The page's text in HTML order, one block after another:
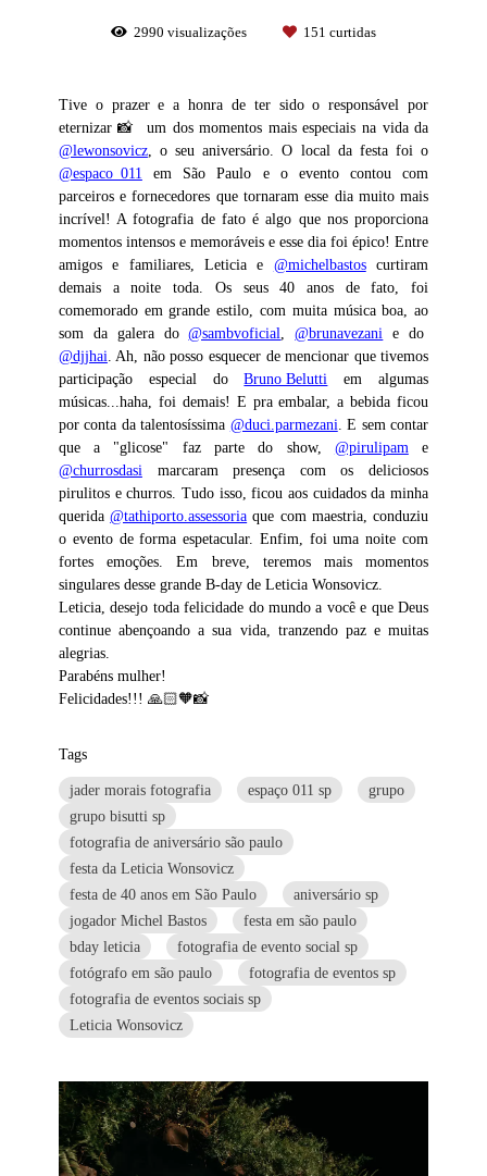
2990 visualizações 151 curtidas
Tive o prazer e a honra de ter sido o responsável por
eternizar 📸 um dos momentos mais especiais na vida da
@lewonsovicz, o seu aniversário. O local da festa foi o
@espaco_011
em São Paulo e o evento contou com
parceiros e fornecedores que tornaram esse dia muito mais
incrível! A fotografia de fato é algo que nos proporciona
momentos intensos e memoráveis e esse dia foi épico! Entre
amigos e familiares, Leticia e @michelbastoscurtiram
demais a noite toda. Os seus 40 anos de fato, foi
comemorado em grande estilo, com muita música boa, ao
som da galera do@sambvoficial ,@brunavezani e do
@djjhai . Ah, não posso esquecer de mencionar que tivemos
participação especial doBruno Belutti em algumas
músicas...haha, foi demais! E pra embalar, a bebida ficou
por conta da talentosíssima @duci.parmezani . E sem contar
que a "glicose" faz parte do show, @pirulipam e
@churrosdasi marcaram presença com os deliciosos
pirulitos e churros. Tudo isso, ficou aos cuidados da minha
querida@tathiporto.assessoria que com maestria, conduziu
o evento de forma espetacular. Enfim, foi uma noite com
fortes emoções. Em breve, teremos mais momentos
singulares desse grande B-day de Leticia Wonsovicz.
Leticia, desejo toda felicidade do mundo a você e que Deus
continue abençoando a sua vida, tranzendo paz e muitas
alegrias.
Parabéns mulher!
Felicidades!!! 🙏🏻🧡📸
Tags
jader morais fotografia espaço 011 sp
grupo
grupo bisutti sp
fotografia de aniversário são paulo
festa da Leticia Wonsovicz
festa de 40 anos em São Paulo
aniversário sp
jogador Michel Bastos
festa em são paulo
bday leticia
fotografia de evento social sp
fotógrafo em são paulo
fotografia de eventos sp
fotografia de eventos sociais sp
Leticia Wonsovicz